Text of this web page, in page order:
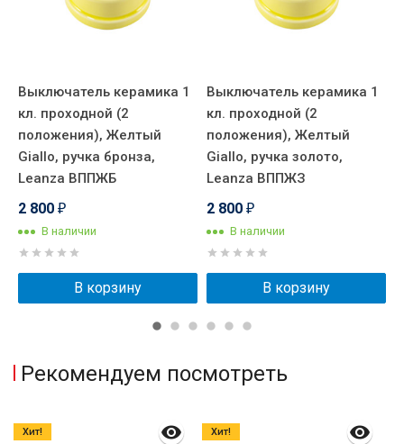
Выключатель керамика 1
кл. проходной (2
положения), Желтый
Giallo, ручка бронза,
Leanza ВППЖБ
2 800 ₽
В наличии
В корзину
Выключатель керамика 1
кл. проходной (2
положения), Желтый
Giallo, ручка золото,
Leanza ВППЖЗ
2 800 ₽
В наличии
В корзину
Рекомендуем посмотреть
Хит! Хит!